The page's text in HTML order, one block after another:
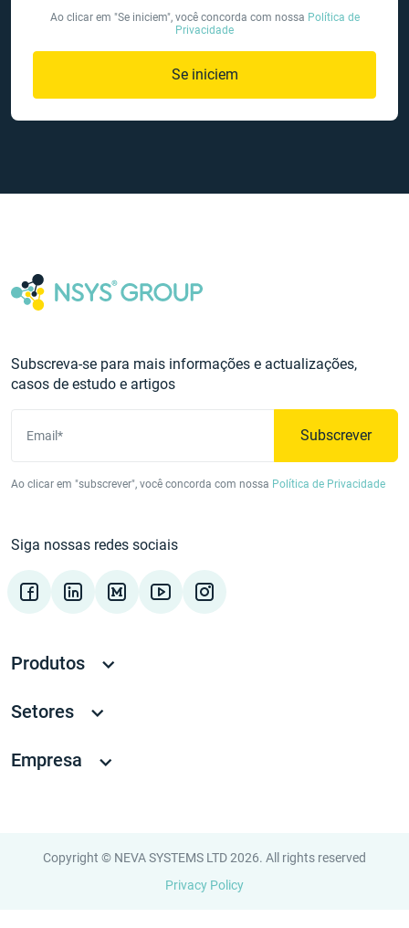
Ao clicar em "Se iniciem", você concorda com nossa Política de
Privacidade
Se iniciem
Subscreva-se para mais informações e actualizações,
casos de estudo e artigos
Email* Subscrever
Ao clicar em "subscrever", você concorda com nossa Política de Privacidade
Siga nossas redes sociais
Produtos
Setores
Empresa
Copyright © NEVA SYSTEMS LTD 2026. All rights reserved
Privacy Policy